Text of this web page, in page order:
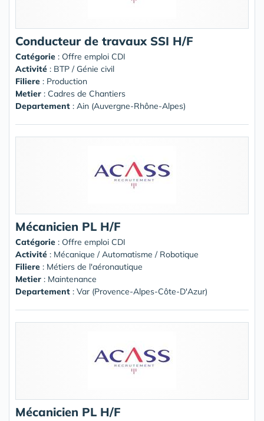
Conducteur de travaux SSI H/F
Catégorie : Offre emploi CDI
Activité : BTP / Génie civil
Filiere : Production
Metier : Cadres de Chantiers
Departement : Ain (Auvergne-Rhône-Alpes)
Mécanicien PL H/F
Catégorie : Offre emploi CDI
Activité : Mécanique / Automatisme / Robotique
Filiere : Métiers de l'aéronautique
Metier : Maintenance
Departement : Var (Provence-Alpes-Côte-D'Azur)
Mécanicien PL H/F